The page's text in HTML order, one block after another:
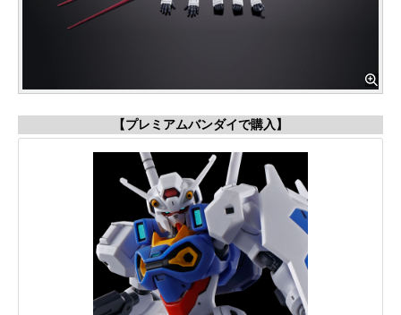
【プレミアムバンダイで購入】